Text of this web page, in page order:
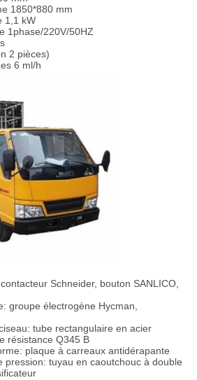
1850*880 mm
1,1 kW
1phase/220V/50HZ
2 pièces)
6 ml/h
Schneider, bouton SANLICO,
groupe électrogène Hycman,
tube rectangulaire en acier
résistance Q345 B
plaque à carreaux antidérapante
pression: tuyau en caoutchouc à double